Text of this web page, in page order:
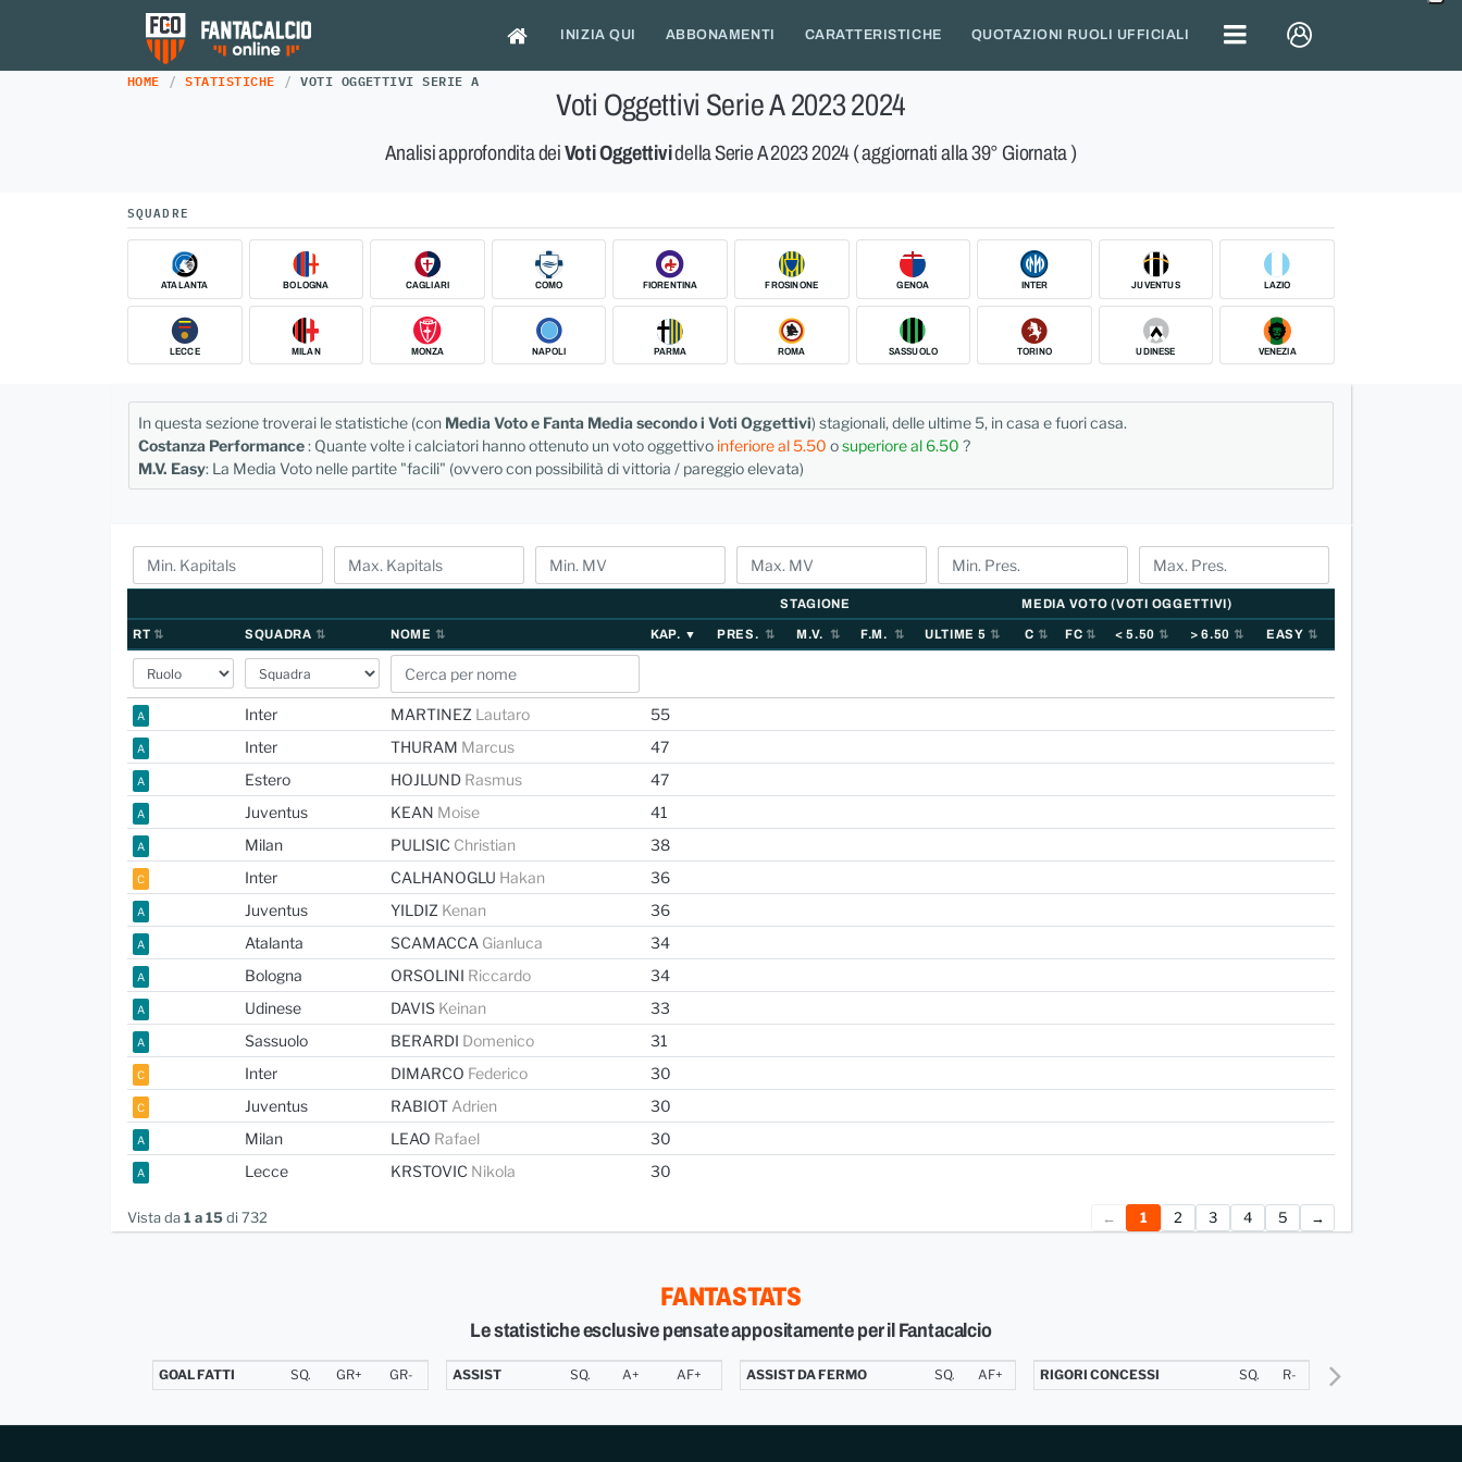
INIZIA QUI ABBONAMENTI CARATTERISTICHE QUOTAZIONI RUOLI UFFICIALI
HOME STATISTICHE VOTI OGGETTIVI SERIE A
Voti Oggettivi Serie A 2023 2024
Analisi approfondita deiVoti Oggettividella Serie A 2023 2024 ( aggiornati alla 39° Giornata )
SQUADRE
ATALANTA BOLOGNA CAGLIARI COMO FIORENTINA FROSINONE GENOA INTER JUVENTUS LAZIO
LECCE MILAN MONZA NAPOLI PARMA ROMA SASSUOLO TORINO UDINESE VENEZIA
In questa sezione troverai le statistiche (con Media Voto e Fanta Media secondo i Voti Oggettivi) stagionali, delle ultime 5, in casa e fuori casa.
Costanza Performance: Quante volte i calciatori hanno ottenuto un voto oggettivo inferiore al 5.50 osuperiore al 6.50 ?
M.V. Easy: La Media Voto nelle partite "facili" (ovvero con possibilità di vittoria / pareggio elevata)
STAGIONE
MEDIA VOTO (VOTI OGGETTIVI)
RT
SQUADRA NOME KAP. PRES. M.V. F.M. ULTIME 5 C FC < 5.50 > 6.50 EASY
A Inter MARTINEZ Lautaro 55
A Inter THURAM Marcus 47
A Estero HOJLUND Rasmus 47
A Juventus KEAN Moise 41
A Milan PULISIC Christian 38
C Inter CALHANOGLU Hakan 36
A Juventus YILDIZ Kenan 36
A Atalanta SCAMACCA Gianluca 34
A Bologna ORSOLINI Riccardo 34
A Udinese DAVIS Keinan 33
A Sassuolo BERARDI Domenico 31
C Inter DIMARCO Federico 30
C Juventus RABIOT Adrien 30
A Milan LEAO Rafael 30
A Lecce KRSTOVIC Nikola 30
Vista da1 a 15di 732 ← 1 2 3 4 5 →
FANTASTATS
Le statistiche esclusive pensate appositamente per il Fantacalcio
GOAL FATTI SQ. GR+ GR- ASSIST SQ. A+ AF+ ASSIST DA FERMO SQ. AF+ RIGORI CONCESSI SQ. R- ERRORI DECISIVI